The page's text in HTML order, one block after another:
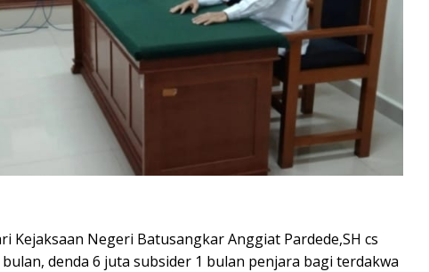
Kejaksaan Negeri Batusangkar Anggiat Pardede,SH cs
denda 6 juta subsider 1 bulan penjara bagi terdakwa